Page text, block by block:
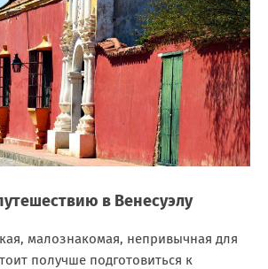
в Венесуэлу
малознакомая, непривычная для
получше подготовиться к